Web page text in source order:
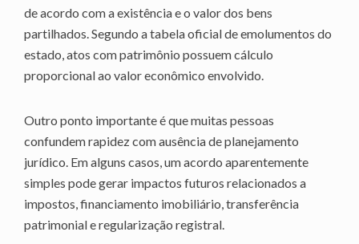
de acordo com a existência e o valor dos bens
partilhados. Segundo a tabela oficial de emolumentos do
estado, atos com patrimônio possuem cálculo
proporcional ao valor econômico envolvido.
Outro ponto importante é que muitas pessoas
confundem rapidez com ausência de planejamento
jurídico. Em alguns casos, um acordo aparentemente
simples pode gerar impactos futuros relacionados a
impostos, financiamento imobiliário, transferência
patrimonial e regularização registral.